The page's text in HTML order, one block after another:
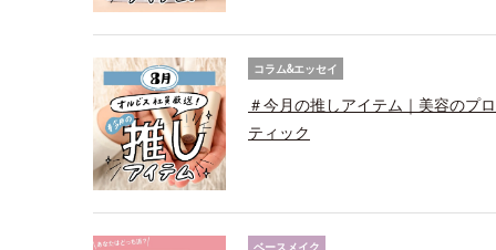
コラム&エッセイ
＃今月の推しアイテム｜美容のプ
ティック
ベースメイク